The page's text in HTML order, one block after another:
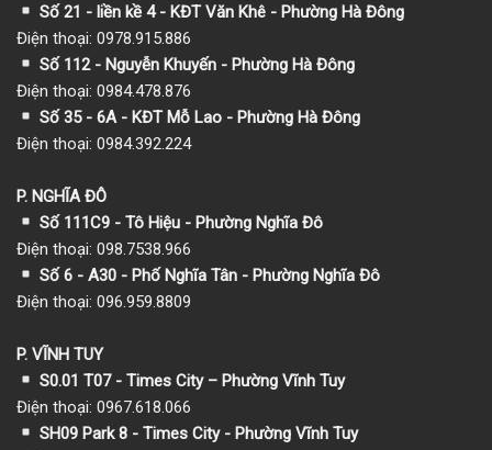
Số 21 - liền kề 4 - KĐT Văn Khê - Phường Hà Đông
Điện thoại: 0978.915.886
Số 112 - Nguyễn Khuyến - Phường Hà Đông
Điện thoại: 0984.478.876
Số 35 - 6A - KĐT Mỗ Lao - Phường Hà Đông
Điện thoại: 0984.392.224
P. NGHĨA ĐÔ
Số 111C9 - Tô Hiệu - Phường Nghĩa Đô
Điện thoại: 098.7538.966
Số 6 - A30 - Phố Nghĩa Tân - Phường Nghĩa Đô
Điện thoại: 096.959.8809
P. VĨNH TUY
S0.01 T07 - Times City – Phường Vĩnh Tuy
Điện thoại: 0967.618.066
SH09 Park 8 - Times City - Phường Vĩnh Tuy